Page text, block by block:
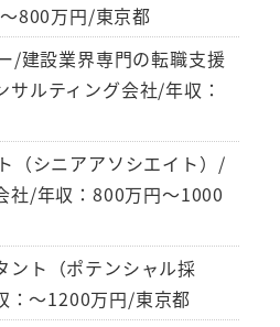
800万円/東京都
/建設業界専門の転職支援
サルティング会社/年収：
（シニアアソシエイト）/
社/年収：800万円～1000
ント（ポテンシャル採
：～1200万円/東京都